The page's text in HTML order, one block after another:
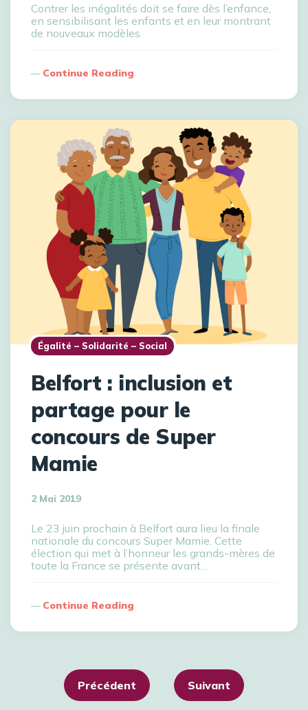
Contrer les inégalités doit se faire dès l’enfance,
en sensibilisant les enfants et en leur montrant
de nouveaux modèles.
Continue Reading
Égalité – Solidarité – Social
Belfort : inclusion et
partage pour le
concours de Super
Mamie
2 Mai 2019
Le 23 juin prochain à Belfort aura lieu la finale
nationale du concours Super Mamie. Cette
élection qui met à l’honneur les grands-mères de
toute la France se présente avant…
Continue Reading
Précédent Suivant